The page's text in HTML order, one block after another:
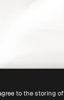
to the storing